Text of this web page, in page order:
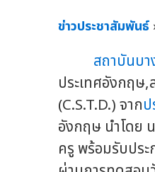
ข่าวประชาสัมพันธ์
สถาบันบ
ประเทศอังกฤ
(C.S.T.D.) จาก
อังกฤษ นำโดย
ครู พร้อมรับปร